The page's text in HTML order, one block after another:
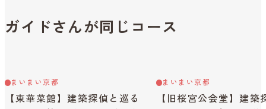
ガイドさんが同じコース
まいまい京都
【東華菜館】建築探偵と巡る
まいまい京都
【旧桜宮公会堂】建築